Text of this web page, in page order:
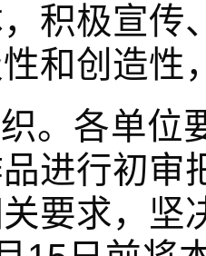
积极宣传
和创造性
。各单位
进行初审
要求，坚